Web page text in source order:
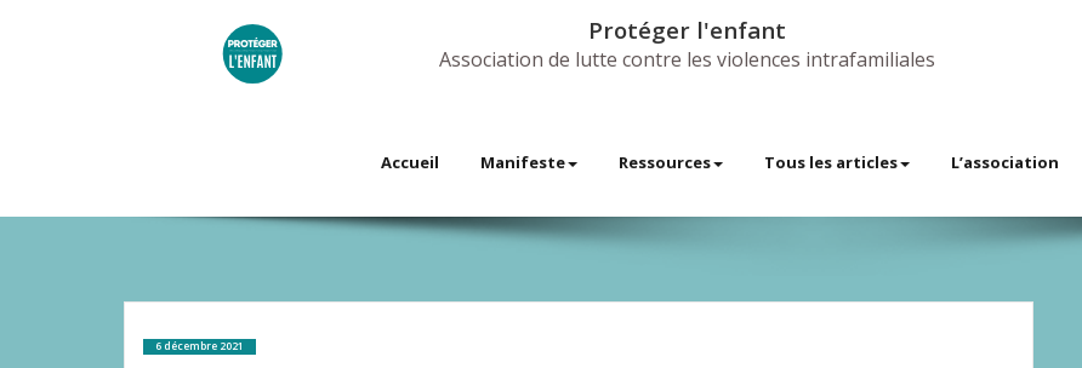
Protéger l'enfant
Association de lutte contre les violences intrafamiliales
Accueil Manifeste Ressources Tous les articles L’association
6 décembre 2021